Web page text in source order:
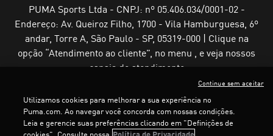
PUMA Sports Ltda - CNPJ: nº 05.406.034/0001-02 -
Endereço: Av. Queiroz Filho, 1700 - Vila Hamburguesa, 6º
andar, Torre A, São Paulo - SP, 05319-000 | Clique na
opção “Atendimento ao cliente”, no menu , e veja nossos
canais de atendimento
Termos e Condições de UsoPolítica de Privacidade
Utilizamos cookies para melhorar a sua experiência no
Puma.com. Ao navegar você concorda com nossas condições.
Leia e gerencie suas preferências clicando em "Definições de
Continue sem aceitar